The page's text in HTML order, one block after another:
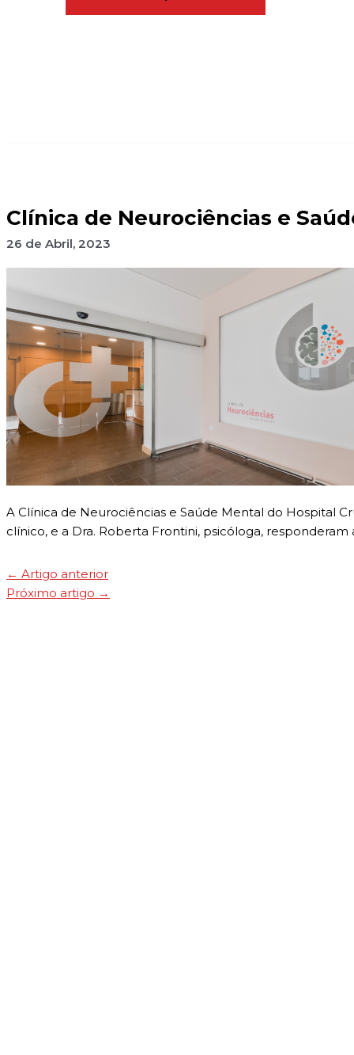
Clínica de Neurociências e
26 de Abril, 2023
A Clínica de Neurociências e Saúde Mental do Hospital
clínico, e a Dra. Roberta Frontini, psicóloga,
← Artigo anterior
Próximo artigo →